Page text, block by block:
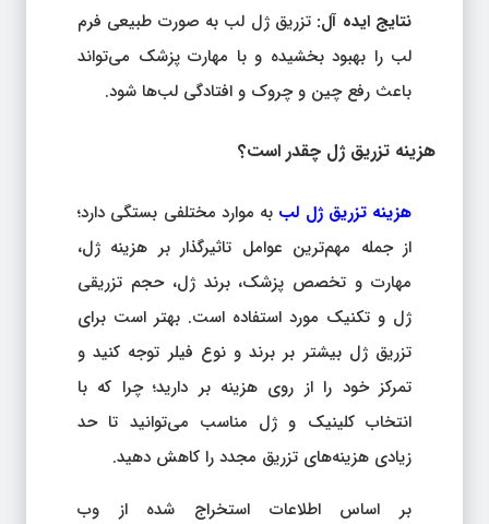
نتایج ایده آل: تزریق ژل لب به صورت طبیعی فرم
لب را بهبود بخشیده و با مهارت پزشک می‌تواند
باعث رفع چین و چروک و افتادگی لب‌ها شود.
هزینه تزریق ژل چقدر است؟
هزینه تزریق ژل لب به موارد مختلفی بستگی دارد؛
از جمله مهم‌ترین عوامل تاثیرگذار بر هزینه ژل،
مهارت و تخصص پزشک، برند ژل، حجم تزریقی
ژل و تکنیک مورد استفاده است. بهتر است برای
تزریق ژل بیشتر بر برند و نوع فیلر توجه کنید و
تمرکز خود را از روی هزینه بر دارید؛ چرا که با
انتخاب کلینیک و ژل مناسب می‌توانید تا حد
زیادی هزینه‌های تزریق مجدد را کاهش دهید.
بر اساس اطلاعات استخراج شده از وب